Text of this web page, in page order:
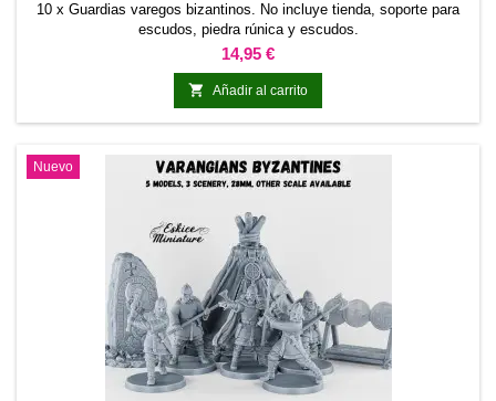
10 x Guardias varegos bizantinos. No incluye tienda, soporte para
escudos, piedra rúnica y escudos.
Precio
14,95 €
 Añadir al carrito
Nuevo